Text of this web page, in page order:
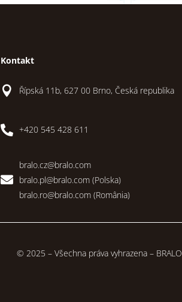
Kontakt
 Řípská 11b, 627 00 Brno, Česká republika
 +420 545 428 611

bralo.cz@bralo.com
bralo.pl@bralo.com(Polska)
bralo.ro@bralo.com(România)
© 2025 – Všechna práva vyhrazena – BRALO